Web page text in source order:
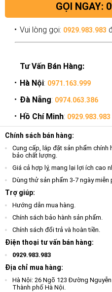
GỌI NGAY:
Vui lòng gọi: 0929.983.983
Tư Vấn Bán Hàng:
Hà Nội: 0971.163.999
Đà Nẵng: 0974.063.386
Hồ Chí Minh: 0929.983.983
Chính sách bán hàng:
Cung cấp, lắp đặt sản phẩm
bảo chất lượng.
Giá cả hợp lý, mang lại lợi ích cao
Dùng thử sản phẩm 3-7 ngày miễn
Trợ giúp:
Hướng dẫn mua hàng.
Chính sách bảo hành sản phẩm.
Chính sách đổi trả và hoàn tiền.
Điện thoại tư vấn bán hàng:
0929.983.983
Địa chỉ mua hàng:
Hà Nội: 26 Ngõ 123 Đường
Thành phố Hà Nội.